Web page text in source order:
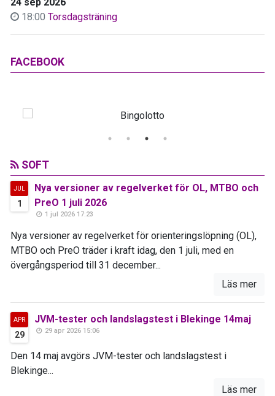
18:00 Torsdagsträning
FACEBOOK
SOFT
JUL
1
Nya versioner av regelverket för OL, MTBO och
PreO 1 juli 2026
1 jul 2026 17:23
Nya versioner av regelverket för orienteringslöpning (OL),
MTBO och PreO träder i kraft idag, den 1 juli, med en
övergångsperiod till 31 december...
Läs mer
APR
29
JVM-tester och landslagstest i Blekinge 14maj
29 apr 2026 15:06
Den 14 maj avgörs JVM-tester och landslagstest i
Blekinge...
Läs mer